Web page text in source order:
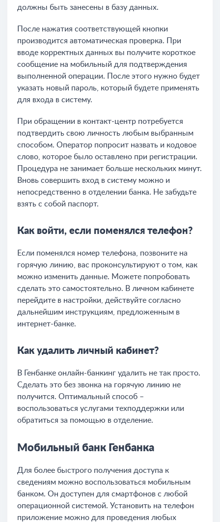
должны быть занесены в базу данных.
После нажатия соответствующей кнопки
производится автоматическая проверка. При
вводе корректных данных вы получите короткое
сообщение на мобильный для подтверждения
выполненной операции. После этого нужно будет
указать новый пароль, который будете применять
для входа в систему.
При обращении в контакт-центр потребуется
подтвердить свою личность любым выбранным
способом. Оператор попросит назвать и кодовое
слово, которое было оставлено при регистрации.
Процедура не занимает больше нескольких минут.
Вновь совершить вход в систему можно и
непосредственно в отделении банка. Не забудьте
взять с собой паспорт.
Как войти, если поменялся телефон?
Если поменялся номер телефона, позвоните на
горячую линию, вас проконсультируют о том, как
можно изменить данные. Можете попробовать
сделать это самостоятельно. В личном кабинете
перейдите в настройки, действуйте согласно
дальнейшим инструкциям, предложенным в
интернет-банке.
Как удалить личный кабинет?
В Генбанке онлайн-банкинг удалить не так просто.
Сделать это без звонка на горячую линию не
получится. Оптимальный способ –
воспользоваться услугами техподдержки или
обратиться за помощью в отделение.
Мобильный банк Генбанка
Для более быстрого получения доступа к
сведениям можно воспользоваться мобильным
банком. Он доступен для смартфонов с любой
операционной системой. Установить на телефон
приложение можно для проведения любых